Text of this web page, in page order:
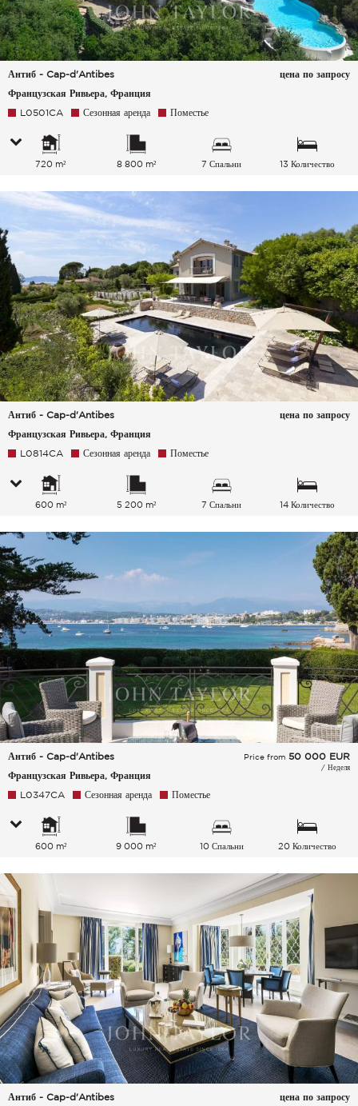
Антиб - Cap-d'Antibes
Французская Ривьера, Франция
цена по запросу
L0501CA Сезонная аренда Поместье
720 m² 8 800 m² 7 Спальни
13 Количество
Антиб - Cap-d'Antibes
Французская Ривьера, Франция
цена по запросу
L0814CA Сезонная аренда Поместье
600 m² 5 200 m² 7 Спальни
14 Количество
Антиб - Cap-d'Antibes
Французская Ривьера, Франция
Price from 50 000 EUR
/ Неделя
L0347CA Сезонная аренда Поместье
600 m² 9 000 m² 10 Спальни
20 Количество
Антиб - Cap-d'Antibes цена по запросу